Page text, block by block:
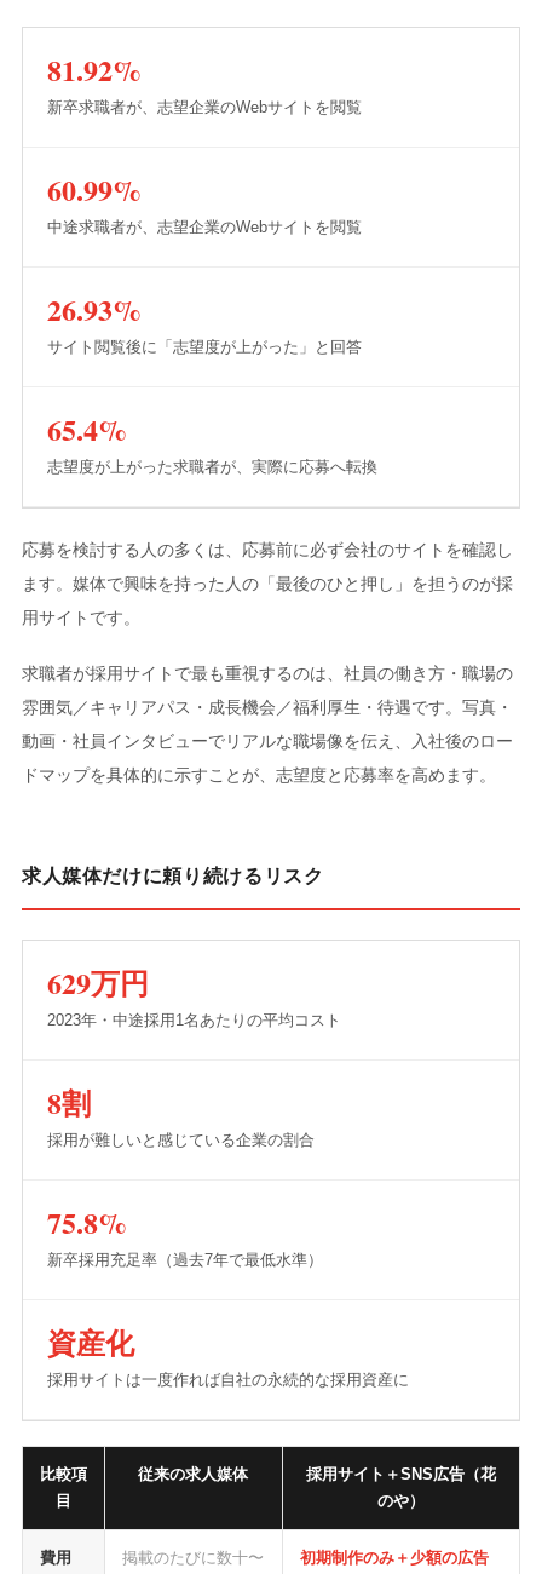
81.92%
新卒求職者が、志望企業のWebサイトを閲覧
60.99%
中途求職者が、志望企業のWebサイトを閲覧
26.93%
サイト閲覧後に「志望度が上がった」と回答
65.4%
志望度が上がった求職者が、実際に応募へ転換
応募を検討する人の多くは、応募前に必ず会社のサイトを確認し
ます。媒体で興味を持った人の「最後のひと押し」を担うのが採
用サイトです。
求職者が採用サイトで最も重視するのは、 社員の働き方・職場の
雰囲気／キャリアパス・成長機会／福利厚生・待遇です。写真・
動画・社員インタビューでリアルな職場像を伝え、入社後のロー
ドマップを具体的に示すことが、志望度と応募率を高めます。
求人媒体だけに頼り続けるリスク
629万円
2023年・中途採用1名あたりの平均コスト
8割
採用が難しいと感じている企業の割合
75.8%
新卒採用充足率（過去7年で最低水準）
資産化
採用サイトは一度作れば自社の永続的な採用資産に
比較項
目
従来の求人媒体
採用サイト＋SNS広告（花
のや）
費用
掲載のたびに数十〜
初期制作のみ＋少額の広告